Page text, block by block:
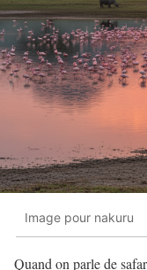
Image pour nakuru
Quand on parle de